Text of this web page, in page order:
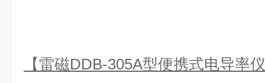
【雷磁DDB-305A型便携式电导率仪